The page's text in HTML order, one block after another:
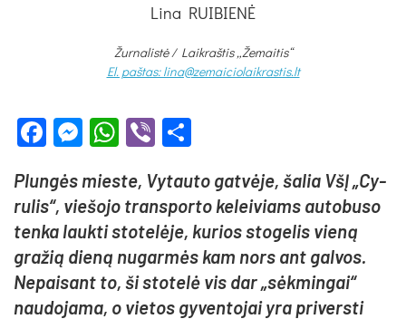
Lina RUIBIENĖ
Žurnalistė / Laikraštis „Žemaitis“
El. paštas: lina@zemaiciolaikrastis.lt
Facebook
Messenger
WhatsApp
Viber
Plun­gės mies­te, Vy­tau­to gat­vė­je, ša­lia VšĮ „Cy­
ru­lis“, vie­šo­jo trans­por­to ke­lei­viams au­to­bu­so
ten­ka lauk­ti sto­te­lė­je, ku­rios sto­ge­lis vie­ną
gra­žią die­ną nu­gar­mės kam nors ant gal­vos.
Ne­pai­sant to, ši sto­te­lė vis dar „sėk­min­gai“
nau­do­ja­ma, o vie­tos gy­ven­to­jai yra pri­vers­ti